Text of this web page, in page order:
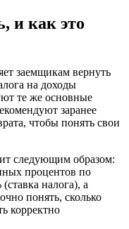
и как это
заемщикам вернуть
на доходы
те же основные
заранее
чтобы понять свои
следующим образом:
процентов по
налога), а
понять, сколько
корректно